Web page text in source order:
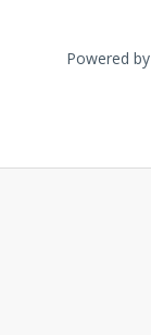
Powered by